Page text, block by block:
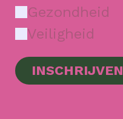
Gezondheid
Veiligheid
INSCHRIJVEN